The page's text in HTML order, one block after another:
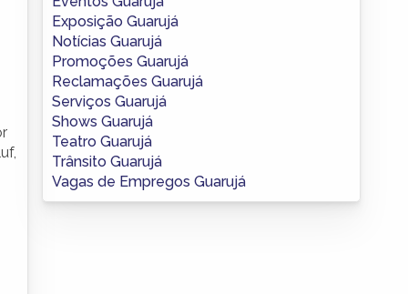
Exposição Guarujá
Notícias Guarujá
Promoções Guarujá
Reclamações Guarujá
Serviços Guarujá
Shows Guarujá
Teatro Guarujá
Trânsito Guarujá
Vagas de Empregos Guarujá